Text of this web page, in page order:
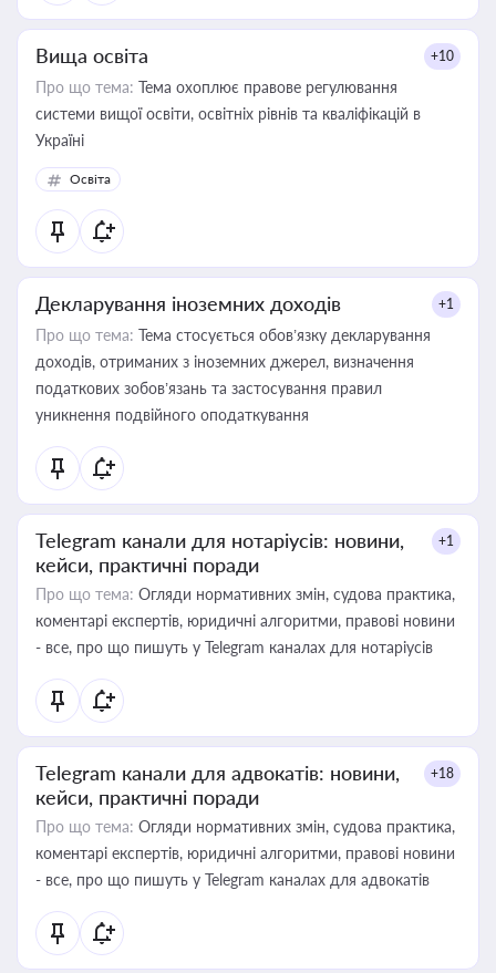
Вища освіта +10
Про що тема: Тема охоплює правове регулювання
системи вищої освіти, освітніх рівнів та кваліфікацій в
Україні
Освіта
Декларування іноземних доходів +1
Про що тема: Тема стосується обов’язку декларування
доходів, отриманих з іноземних джерел, визначення
податкових зобов’язань та застосування правил
уникнення подвійного оподаткування
Telegram канали для нотаріусів: новини,
кейси, практичні поради
+1
Про що тема: Огляди нормативних змін, судова практика,
коментарі експертів, юридичні алгоритми, правові новини
- все, про що пишуть у Telegram каналах для нотаріусів
Telegram канали для адвокатів: новини,
кейси, практичні поради
+18
Про що тема: Огляди нормативних змін, судова практика,
коментарі експертів, юридичні алгоритми, правові новини
- все, про що пишуть у Telegram каналах для адвокатів